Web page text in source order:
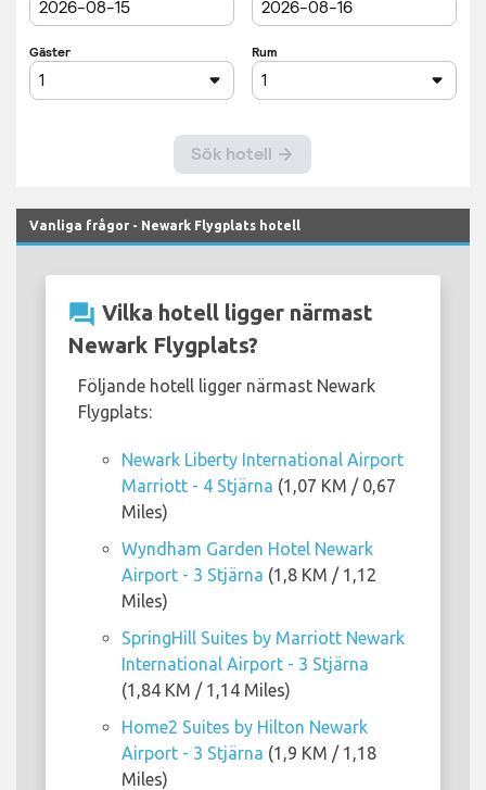
Vanliga frågor - Newark Flygplats hotell
question_answer Vilka hotell ligger närmast
Newark Flygplats?
Följande hotell ligger närmast Newark
Flygplats:
Newark Liberty International Airport
Marriott - 4 Stjärna (1,07 KM / 0,67
Miles)
Wyndham Garden Hotel Newark
Airport - 3 Stjärna (1,8 KM / 1,12
Miles)
SpringHill Suites by Marriott Newark
International Airport - 3 Stjärna
(1,84 KM / 1,14 Miles)
Home2 Suites by Hilton Newark
Airport - 3 Stjärna (1,9 KM / 1,18
Miles)